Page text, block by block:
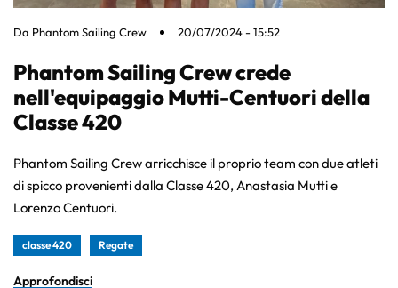
Da Phantom Sailing Crew 20/07/2024 - 15:52
Phantom Sailing Crew crede
nell'equipaggio Mutti-Centuori della
Classe 420
Phantom Sailing Crew arricchisce il proprio team con due atleti
di spicco provenienti dalla Classe 420, Anastasia Mutti e
Lorenzo Centuori.
classe 420 Regate
Approfondisci